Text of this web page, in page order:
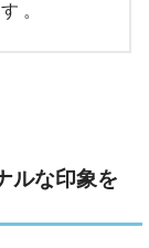
。
ルな印象を